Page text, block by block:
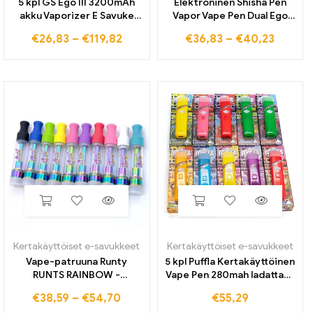
5 kpl GS Ego III 3200mAh
akku Vaporizer E Savuke
Asenna M14 M16 CE4
€26,83 – €119,82
Elektroninen Shisha Pen
Vapor Vape Pen Dual Ego
Elektroninen savuke Ego T
€36,83 – €40,23
Kertakäyttöiset e-savukkeet
Vape-patruuna Runty
RUNTS RAINBOW -
sumutin 510 Lankakärryt
€38,59 – €54,70
Kertakäyttöiset e-savukkeet
5 kpl Puffla Kertakäyttöinen
Vape Pen 280mah ladattava
keraaminen kela
€55,29